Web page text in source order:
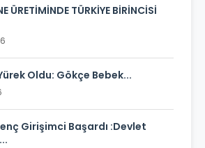
ÜRETİMİNDE TÜRKİYE BİRİNCİSİ
Oldu: Gökçe Bebek...
Girişimci Başardı :Devlet